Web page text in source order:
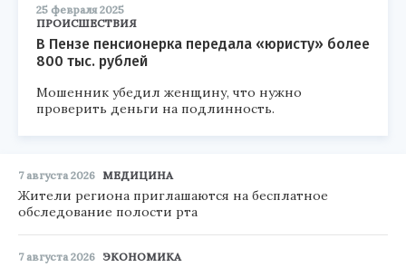
25 февраля 2025
ПРОИСШЕСТВИЯ
В Пензе пенсионерка передала «юристу» более
800 тыс. рублей
Мошенник убедил женщину, что нужно
проверить деньги на подлинность.
7 августа 2026 МЕДИЦИНА
Жители региона приглашаются на бесплатное
обследование полости рта
7 августа 2026 ЭКОНОМИКА